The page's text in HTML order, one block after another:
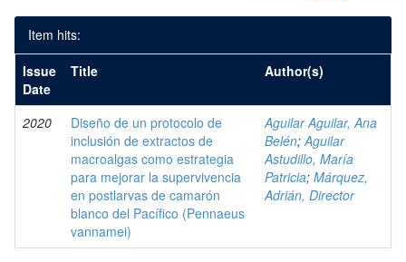
Item hits:
Issue
Date
Title Author(s)
2020
Diseño de un protocolo de
inclusión de extractos de
macroalgas como estrategia
para mejorar la supervivencia
en postlarvas de camarón
blanco del Pacífico (Pennaeus
vannamei)
Aguilar Aguilar, Ana
Belén;Aguilar
Astudillo, María
Patricia; Márquez,
Adrián, Director